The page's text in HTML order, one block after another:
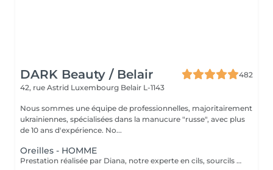
DARK Beauty / Belair
482
42, rue Astrid Luxembourg Belair L-1143
Nous sommes une équipe de professionnelles, majoritairement
ukrainiennes, spécialisées dans la manucure "russe", avec plus
de 10 ans d'expérience. No...
Oreilles - HOMME
Prestation réalisée par Diana, notre experte en cils, sourcils et épilation, avec plus de 10 ans d'expérience, garantissant précision et résultats de haute qualité.